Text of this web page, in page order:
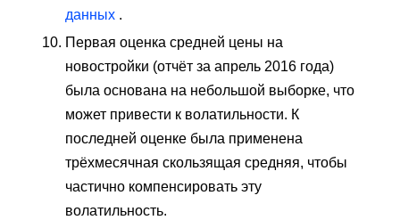
данных .
Первая оценка средней цены на
новостройки (отчёт за апрель 2016 года)
была основана на небольшой выборке, что
может привести к волатильности. К
последней оценке была применена
трёхмесячная скользящая средняя, ​​чтобы
частично компенсировать эту
волатильность.